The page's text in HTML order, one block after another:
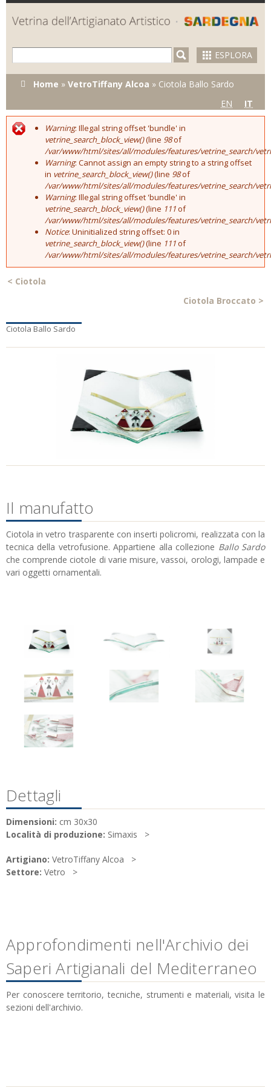
Skip to
main
content
ESPLORA
Tu sei qui
Home » VetroTiffany Alcoa » Ciotola Ballo Sardo
EN
IT
Error message
Warning: Illegal string offset 'bundle' in
vetrine_search_block_view()(line 98of
/var/www/html/sites/all/modules/features/vetrine_search/
Warning: Cannot assign an empty string to a string offset
in vetrine_search_block_view()(line 98of
/var/www/html/sites/all/modules/features/vetrine_search/
Warning: Illegal string offset 'bundle' in
vetrine_search_block_view()(line 111of
/var/www/html/sites/all/modules/features/vetrine_search/
Notice: Uninitialized string offset: 0 in
vetrine_search_block_view()(line 111of
/var/www/html/sites/all/modules/features/vetrine_search/
< Ciotola
Ciotola Broccato >
Ciotola Ballo Sardo
Il manufatto
Ciotola in vetro trasparente con inserti policromi, realizzata con la
tecnica della vetrofusione. Appartiene alla collezione Ballo Sardo
che comprende ciotole di varie misure, vassoi, orologi, lampade e
vari oggetti ornamentali.
Dettagli
Dimensioni: cm 30x30
Località di produzione: Simaxis
Artigiano: VetroTiffany Alcoa
Settore: Vetro
Approfondimenti nell'Archivio dei
Saperi Artigianali del Mediterraneo
Per conoscere territorio, tecniche, strumenti e materiali, visita le
sezioni dell'archivio.